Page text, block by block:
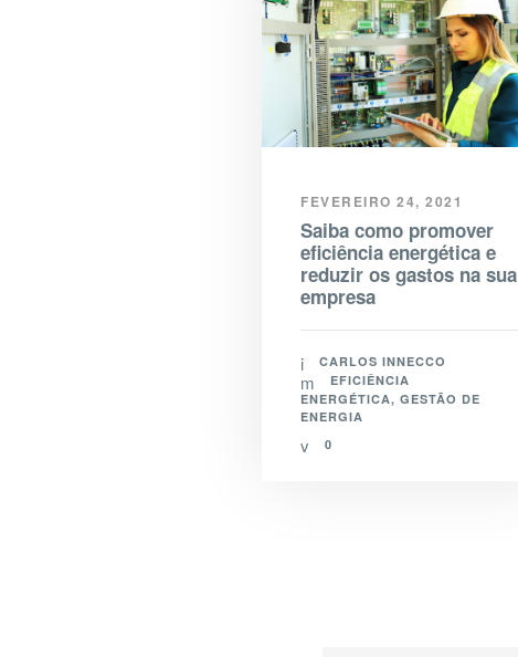
FEVEREIRO 24, 2021
Saiba como promover
eficiência energética e
reduzir os gastos na sua
empresa
CARLOS INNECCO
EFICIÊNCIA
ENERGÉTICA, GESTÃO DE
ENERGIA
0